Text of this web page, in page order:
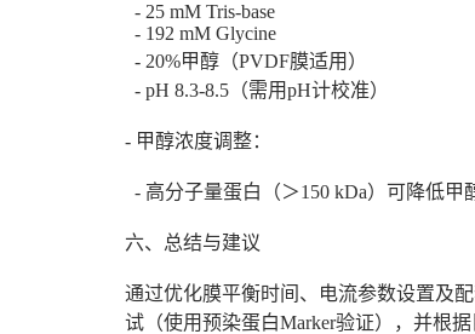
- 25 mM Tris-base
- 192 mM Glycine
- 20%甲醇（PVDF膜适用）
- pH 8.3-8.5（需用pH计校准）
- 甲醇浓度调整：
- 高分子量蛋白（＞150 kDa）可降低甲
六、总结与建议
通过优化膜平衡时间、电流参数设置及
试（使用预染蛋白Marker验证），并根